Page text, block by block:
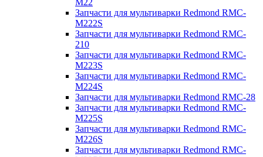
M22
Запчасти для мультиварки Redmond RMC-
M222S
Запчасти для мультиварки Redmond RMC-
210
Запчасти для мультиварки Redmond RMC-
M223S
Запчасти для мультиварки Redmond RMC-
M224S
Запчасти для мультиварки Redmond RMC-28
Запчасти для мультиварки Redmond RMC-
M225S
Запчасти для мультиварки Redmond RMC-
M226S
Запчасти для мультиварки Redmond RMC-